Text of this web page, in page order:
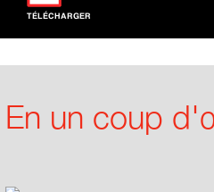
TÉLÉCHARGER
En un coup